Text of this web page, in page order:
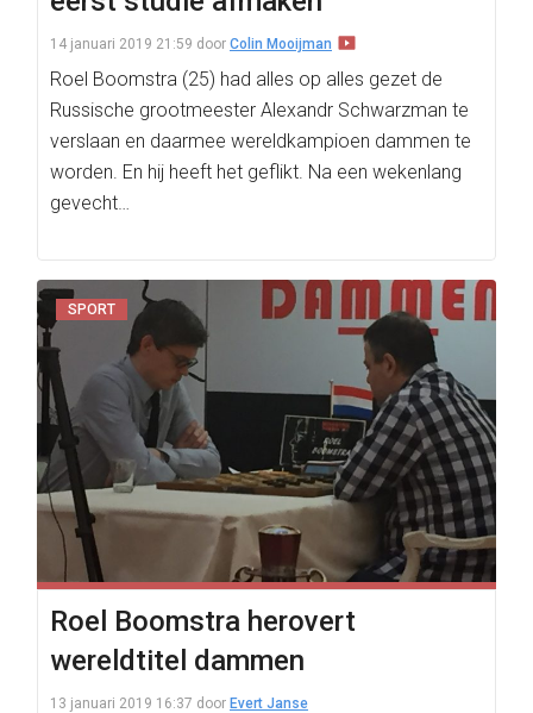
14 januari 2019 21:59 door Colin Mooijman
Roel Boomstra (25) had alles op alles gezet de
Russische grootmeester Alexandr Schwarzman te
verslaan en daarmee wereldkampioen dammen te
worden. En hij heeft het geflikt. Na een wekenlang
gevecht…
SPORT
Roel Boomstra herovert
wereldtitel dammen
13 januari 2019 16:37 door Evert Janse